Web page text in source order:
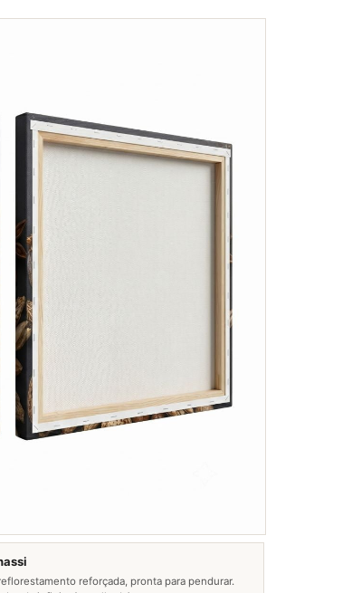
reforçada, pronta para pendurar.